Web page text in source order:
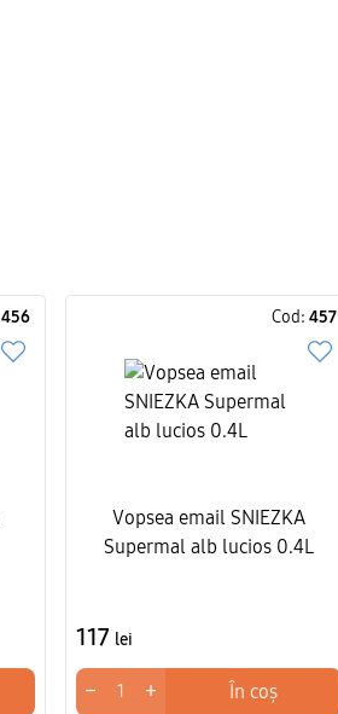
456 Cod:457
Vopsea email SNIEZKA
Supermal alb lucios 0.4L
117 lei
− + În coș